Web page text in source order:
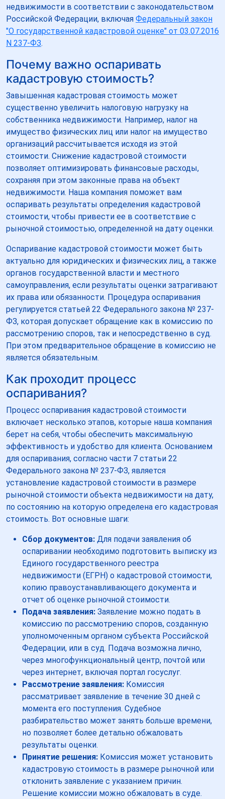
недвижимости в соответствии с законодательством
Российской Федерации, включая Федеральный закон
"О государственной кадастровой оценке" от 03.07.2016
N 237-ФЗ.
Почему важно оспаривать
кадастровую стоимость?
Завышенная кадастровая стоимость может
существенно увеличить налоговую нагрузку на
собственника недвижимости. Например, налог на
имущество физических лиц или налог на имущество
организаций рассчитывается исходя из этой
стоимости. Снижение кадастровой стоимости
позволяет оптимизировать финансовые расходы,
сохраняя при этом законные права на объект
недвижимости. Наша компания поможет вам
оспаривать результаты определения кадастровой
стоимости, чтобы привести ее в соответствие с
рыночной стоимостью, определенной на дату оценки.
Оспаривание кадастровой стоимости может быть
актуально для юридических и физических лиц, а также
органов государственной власти и местного
самоуправления, если результаты оценки затрагивают
их права или обязанности. Процедура оспаривания
регулируется статьей 22 Федерального закона № 237-
ФЗ, которая допускает обращение как в комиссию по
рассмотрению споров, так и непосредственно в суд.
При этом предварительное обращение в комиссию не
является обязательным.
Как проходит процесс
оспаривания?
Процесс оспаривания кадастровой стоимости
включает несколько этапов, которые наша компания
берет на себя, чтобы обеспечить максимальную
эффективность и удобство для клиента. Основанием
для оспаривания, согласно части 7 статьи 22
Федерального закона № 237-ФЗ, является
установление кадастровой стоимости в размере
рыночной стоимости объекта недвижимости на дату,
по состоянию на которую определена его кадастровая
стоимость. Вот основные шаги:
Сбор документов: Для подачи заявления об
оспаривании необходимо подготовить выписку из
Единого государственного реестра
недвижимости (ЕГРН) о кадастровой стоимости,
копию правоустанавливающего документа и
отчет об оценке рыночной стоимости.
Подача заявления: Заявление можно подать в
комиссию по рассмотрению споров, созданную
уполномоченным органом субъекта Российской
Федерации, или в суд. Подача возможна лично,
через многофункциональный центр, почтой или
через интернет, включая портал госуслуг.
Рассмотрение заявления: Комиссия
рассматривает заявление в течение 30 дней с
момента его поступления. Судебное
разбирательство может занять больше времени,
но позволяет более детально обжаловать
результаты оценки.
Принятие решения: Комиссия может установить
кадастровую стоимость в размере рыночной или
отклонить заявление с указанием причин.
Решение комиссии можно обжаловать в суде.